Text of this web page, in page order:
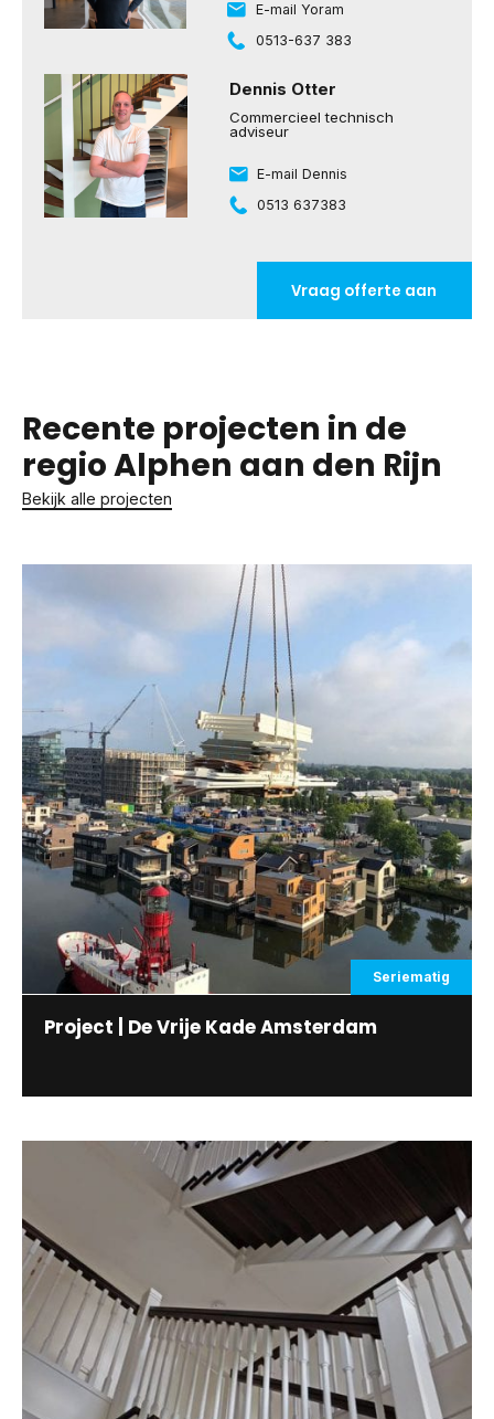
E-mail Yoram
0513-637 383
Dennis Otter
Commercieel technisch
adviseur
E-mail Dennis
0513 637383
Vraag offerte aan
Recente projecten in de
regio Alphen aan den Rijn
Bekijk alle projecten
Seriematig
Project | De Vrije Kade Amsterdam